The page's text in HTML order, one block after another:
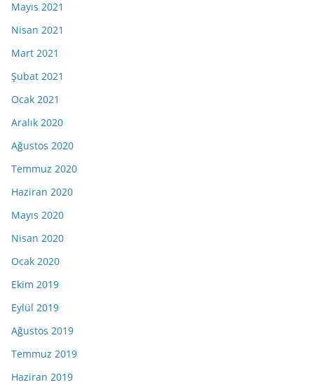
Mayıs 2021
Nisan 2021
Mart 2021
Şubat 2021
Ocak 2021
Aralık 2020
Ağustos 2020
Temmuz 2020
Haziran 2020
Mayıs 2020
Nisan 2020
Ocak 2020
Ekim 2019
Eylül 2019
Ağustos 2019
Temmuz 2019
Haziran 2019